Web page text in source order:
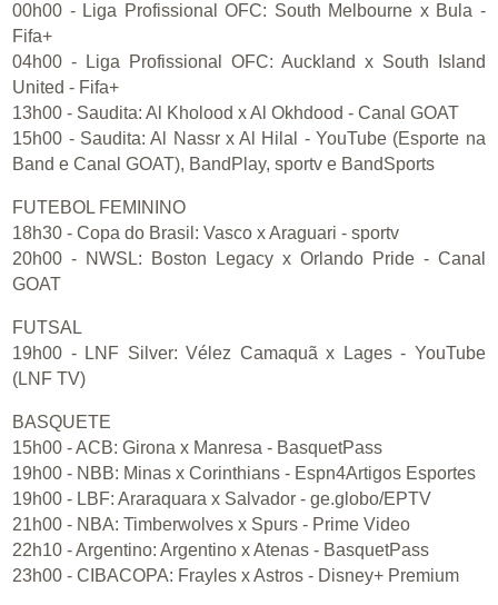
00h00 - Liga Profissional OFC: South Melbourne x Bula -
Fifa+
04h00 - Liga Profissional OFC: Auckland x South Island
United - Fifa+
13h00 - Saudita: Al Kholood x Al Okhdood - Canal GOAT
15h00 - Saudita: Al Nassr x Al Hilal - YouTube (Esporte na
Band e Canal GOAT), BandPlay, sportv e BandSports
FUTEBOL FEMININO
18h30 - Copa do Brasil: Vasco x Araguari - sportv
20h00 - NWSL: Boston Legacy x Orlando Pride - Canal
GOAT
FUTSAL
19h00 - LNF Silver: Vélez Camaquã x Lages - YouTube
(LNF TV)
BASQUETE
15h00 - ACB: Girona x Manresa - BasquetPass
19h00 - NBB: Minas x Corinthians - Espn4Artigos Esportes
19h00 - LBF: Araraquara x Salvador - ge.globo/EPTV
21h00 - NBA: Timberwolves x Spurs - Prime Video
22h10 - Argentino: Argentino x Atenas - BasquetPass
23h00 - CIBACOPA: Frayles x Astros - Disney+ Premium